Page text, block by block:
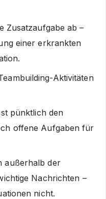
Zusatzaufgabe ab –
einer erkrankten
Aktivitäten
pünktlich den
offene Aufgaben für
außerhalb der
Nachrichten –
nicht.